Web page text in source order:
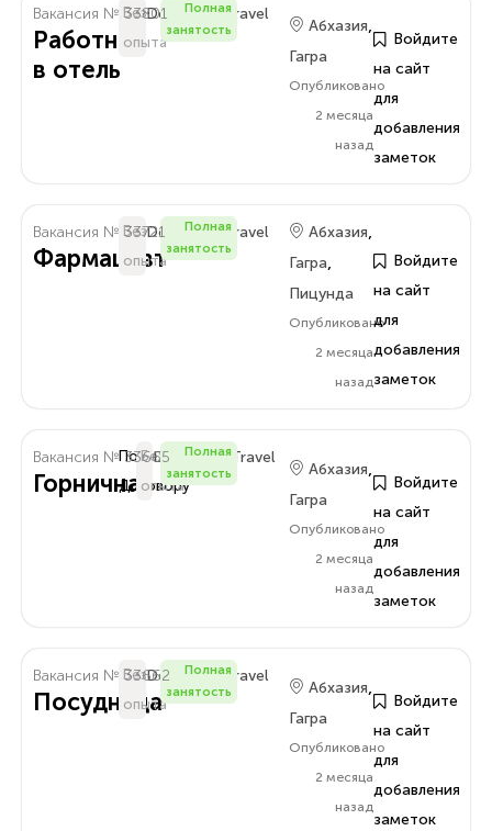
Вакансия № 33801
Работник
в отель
Без
опыта
Delo.Amra.Travel
Полная
занятость
Абхазия,
Гагра
Опубликовано
2 месяца
назад
Войдите
на сайт
для
добавления
заметок
Вакансия № 33721
Фармацевт
Без
опыта
Delo.Amra.Travel
Полная
занятость
Абхазия,
Гагра,
Пицунда
Опубликовано
2 месяца
назад
Войдите
на сайт
для
добавления
заметок
Вакансия № 33665
Горничная
По
Договору
Без
опыта
Delo.Amra.Travel
Полная
занятость
Абхазия,
Гагра
Опубликовано
2 месяца
назад
Войдите
на сайт
для
добавления
заметок
Вакансия № 33662
Посудница
Без
опыта
Delo.Amra.Travel
Полная
занятость
Абхазия,
Гагра
Опубликовано
2 месяца
назад
Войдите
на сайт
для
добавления
заметок